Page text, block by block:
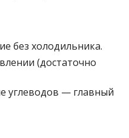
без холодильника.
(достаточно
углеводов — главный